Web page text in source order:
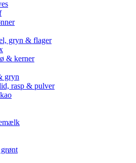
gryn & flager
& kerner
gryn
rasp & pulver